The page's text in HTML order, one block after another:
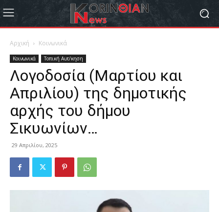
Αρχική Κοινωνικά
Κοινωνικά Τοπική Αυτ/κηση
Λογοδοσία (Μαρτίου και
Απριλίου) της δημοτικής
αρχής του δήμου
Σικυωνίων…
29 Απριλίου, 2025